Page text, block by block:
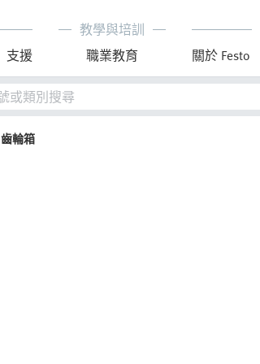
支援
教學與培訓
職業教育
關於 Festo
齒輪箱